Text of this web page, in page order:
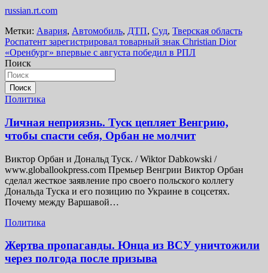
russian.rt.com
Метки: Авария, Автомобиль, ДТП, Суд, Тверская область
Навигация
по
записям
Роспатент зарегистрировал товарный знак Christian Dior
«Оренбург» впервые с августа победил в РПЛ
Поиск
Поиск
Политика
Личная неприязнь. Туск цепляет Венгрию,
чтобы спасти себя, Орбан не молчит
Виктор Орбан и Дональд Туск. / Wiktor Dabkowski /
www.globallookpress.com Премьер Венгрии Виктор Орбан
сделал жесткое заявление про своего польского коллегу
Дональда Туска и его позицию по Украине в соцсетях.
Почему между Варшавой…
Политика
Жертва пропаганды. Юнца из ВСУ уничтожили
через полгода после призыва